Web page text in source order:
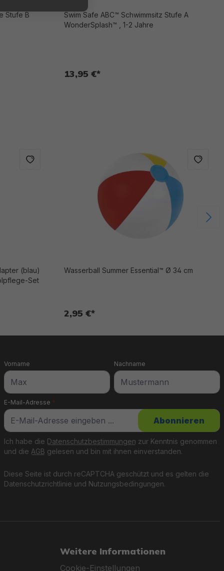
Swim Safe ABC™ Schwimmsitz Stufe A
WonderSplash™ , 1-2 Jahre
13,95 €*
(blau)
Set
Wasserball Summer Essential™ Ø 34 cm
2,95 €*
E-Mail-Adresse *
Vorname Nachname
Diese Seite ist durch reCAPTCHA geschützt und es gelten die
Datenschutzrichtlinie und Nutzungsbedingungen.
Ich habe die Datenschutzbestimmungen zur Kenntnis genommen
und die AGB gelesen und bin mit ihnen einverstanden.
Abonnieren
Weitere Informationen
Cookie-Einstellungen